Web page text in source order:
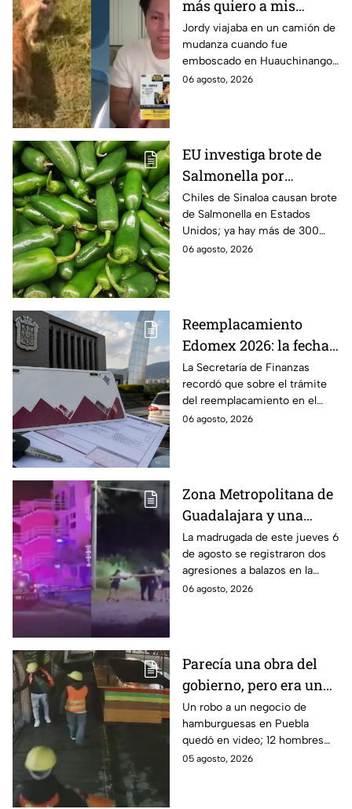
más quiero a mis
perritas": Asaltan a un
joven, vacían sus
cuentas y le roban a sus
mascotas en
Jordy viajaba en un camión de
mudanza cuando fue
emboscado en Huauchinango,
Puebla, Además de quitarle
06 agosto, 2026
EU investiga brote de
Salmonella por
jalapeños de Sinaloa
Chiles de Sinaloa causan brote
de Salmonella en Estados
Unidos; ya hay más de 300
enfermos en 27 estados.
06 agosto, 2026
Reemplacamiento
Edomex 2026: la fecha
límite para obtener el
100% de descuento
La Secretaría de Finanzas
recordó que sobre el trámite
del reemplacamiento en el
Edomex, ¿hasta cuándo se
06 agosto, 2026
Zona Metropolitana de
Guadalajara y una
jornada de violencia:
Asesinan a balazos a
dos hombres en
Tlajomulco y El Salto
La madrugada de este jueves 6
de agosto se registraron dos
agresiones a balazos en la
Zona Metropolitana de
06 agosto, 2026
Parecía una obra del
gobierno, pero era un
robo planeado: Así
saquearon negocio de
hamburguesas en
Puebla
Un robo a un negocio de
hamburguesas en Puebla
quedó en video; 12 hombres
habrían fingido ser
05 agosto, 2026